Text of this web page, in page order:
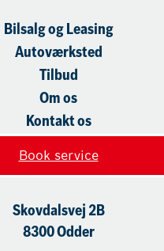
Bilsalg og Leasing
Autoværksted
Tilbud
Om os
Kontakt os
Book service
Skovdalsvej 2B
8300 Odder